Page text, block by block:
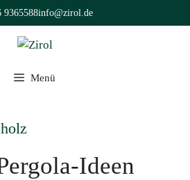
9365588info@zirol.de
Menü
Ideen